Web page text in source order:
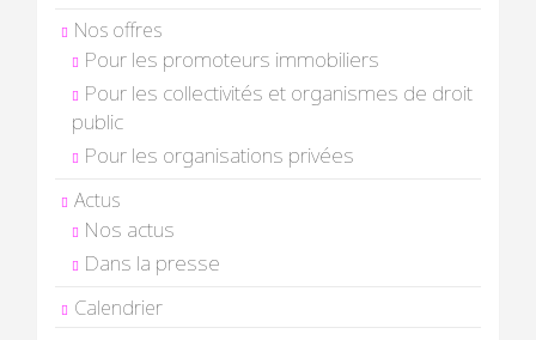
Nos offres
Pour les promoteurs immobiliers
Pour les collectivités et organismes de droit
public
Pour les organisations privées
Actus
Nos actus
Dans la presse
Calendrier